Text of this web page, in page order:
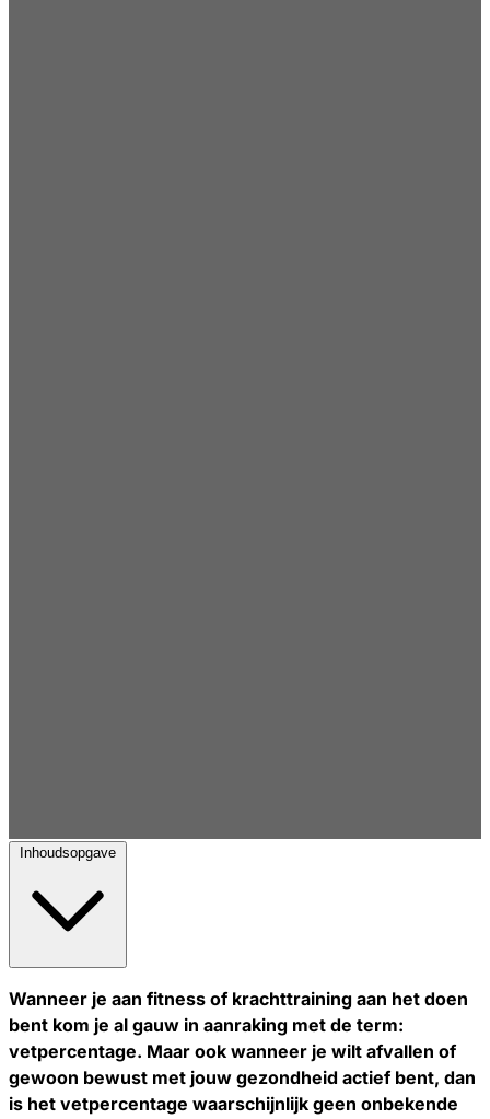
Inhoudsopgave
Wanneer je aan fitness of krachttraining aan het doen
bent kom je al gauw in aanraking met de term:
vetpercentage. Maar ook wanneer je wilt afvallen of
gewoon bewust met jouw gezondheid actief bent, dan
is het vetpercentage waarschijnlijk geen onbekende